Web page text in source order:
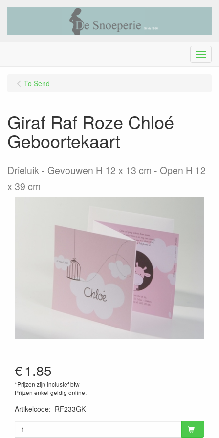
Menu
To Send
Giraf Raf Roze Chloé
Geboortekaart
Drieluik - Gevouwen H 12 x 13 cm - Open H 12
x 39 cm
€1.85
*Prijzen zijn inclusief btw
Prijzen enkel geldig online.
Artikelcode: RF233GK